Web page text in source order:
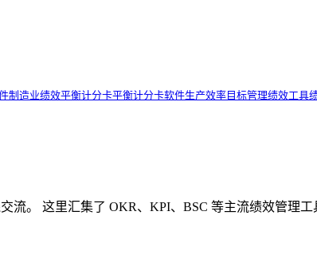
制造业绩效平衡计分卡平衡计分卡软件生产效率目标管理绩效工具
流。 这里汇集了 OKR、KPI、BSC 等主流绩效管